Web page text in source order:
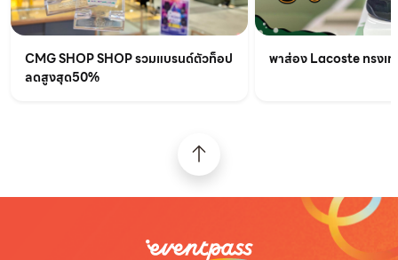
CMG SHOP SHOP รวมแบรนด์ตัวท็อป
ลดสูงสุด50%
พาส่อง Lacoste ทรงเ